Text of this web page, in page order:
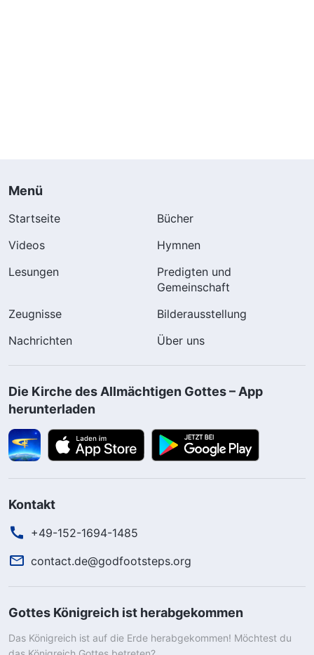
Menü
Startseite
Bücher
Videos
Hymnen
Lesungen
Predigten und
Gemeinschaft
Zeugnisse
Bilderausstellung
Nachrichten
Über uns
Die Kirche des Allmächtigen Gottes – App
herunterladen
Kontakt
+49-152-1694-1485
contact.de@godfootsteps.org
Gottes Königreich ist herabgekommen
Das Königreich ist auf die Erde herabgekommen! Möchtest du